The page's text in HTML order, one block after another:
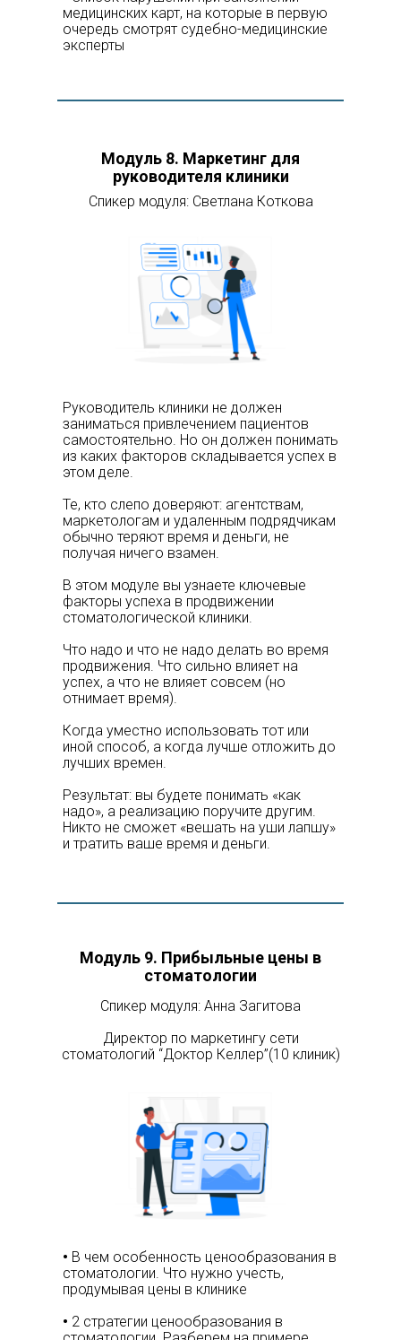
Модуль 8. Маркетинг для
руководителя клиники
Модуль 9. Прибыльные цены в
стоматологии
Руководитель клиники не должен
заниматься привлечением пациентов
самостоятельно. Но он должен понимать
из каких факторов складывается успех в
этом деле.
Те, кто слепо доверяют: агентствам,
маркетологам и удаленным подрядчикам
обычно теряют время и деньги, не
получая ничего взамен.
В этом модуле вы узнаете ключевые
факторы успеха в продвижении
стоматологической клиники.
Что надо и что не надо делать во время
продвижения. Что сильно влияет на
успех, а что не влияет совсем (но
отнимает время).
Когда уместно использовать тот или
иной способ, а когда лучше отложить до
лучших времен.
Результат: вы будете понимать «как
надо», а реализацию поручите другим.
Никто не сможет «вешать на уши лапшу»
и тратить ваше время и деньги.
• В чем особенность ценообразования в
стоматологии. Что нужно учесть,
продумывая цены в клинике
• 2 стратегии ценообразования в
медицинских карт, на которые в первую
очередь смотрят судебно-медицинские
эксперты
Спикер модуля: Светлана Коткова
Спикер модуля: Анна Загитова
Директор по маркетингу сети
стоматологий “Доктор Келлер”(10 клиник)